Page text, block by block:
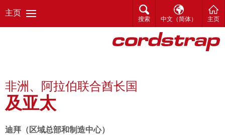
主页
搜索 中文（简体） 主页
非洲、阿拉伯联合酋长国
及亚太
迪拜（区域总部和制造中心）